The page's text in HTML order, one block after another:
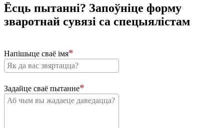
Ёсць пытанні? Запоўніце форму
зваротнай сувязі са спецыялістам
Напішыце сваё імя
Задайце сваё пытанне